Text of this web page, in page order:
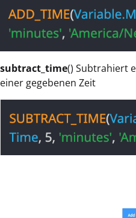
subtract_time() Subtrahiert
einer gegebenen Zeit